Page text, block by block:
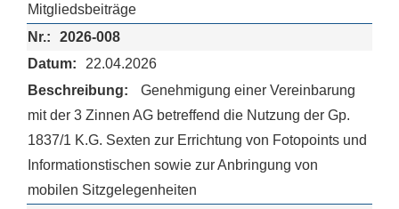
Mitgliedsbeiträge
2026-008
22.04.2026
Genehmigung einer Vereinbarung
mit der 3 Zinnen AG betreffend die Nutzung der Gp.
1837/1 K.G. Sexten zur Errichtung von Fotopoints und
Informationstischen sowie zur Anbringung von
mobilen Sitzgelegenheiten